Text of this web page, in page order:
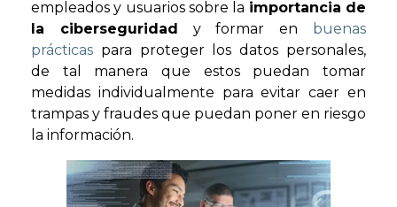
empleados y usuarios sobre la importancia de
la ciberseguridad y formar en buenas
prácticas para proteger los datos personales,
de tal manera que estos puedan tomar
medidas individualmente para evitar caer en
trampas y fraudes que puedan poner en riesgo
la información.